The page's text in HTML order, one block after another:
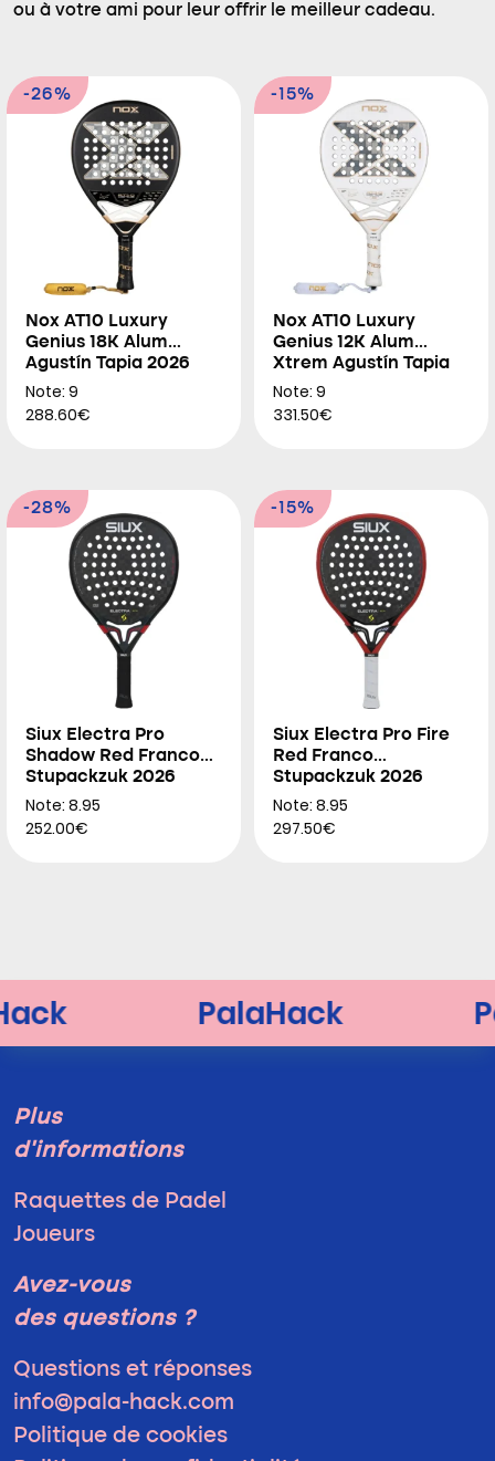
ou à votre ami pour leur offrir le meilleur cadeau.
-26%
Nox AT10 Luxury
Genius 18K Alum
Agustín Tapia 2026
Note: 9
288.60€
-15%
Nox AT10 Luxury
Genius 12K Alum
Xtrem Agustín Tapia
2026
Note: 9
331.50€
-28%
Siux Electra Pro
Shadow Red Franco
Stupackzuk 2026
Note: 8.95
252.00€
-15%
Siux Electra Pro Fire
Red Franco
Stupackzuk 2026
Note: 8.95
297.50€
Plus
d'informations
Raquettes de Padel
Joueurs
Avez-vous
des questions ?
Questions et réponses
info@pala-hack.com
Politique de cookies